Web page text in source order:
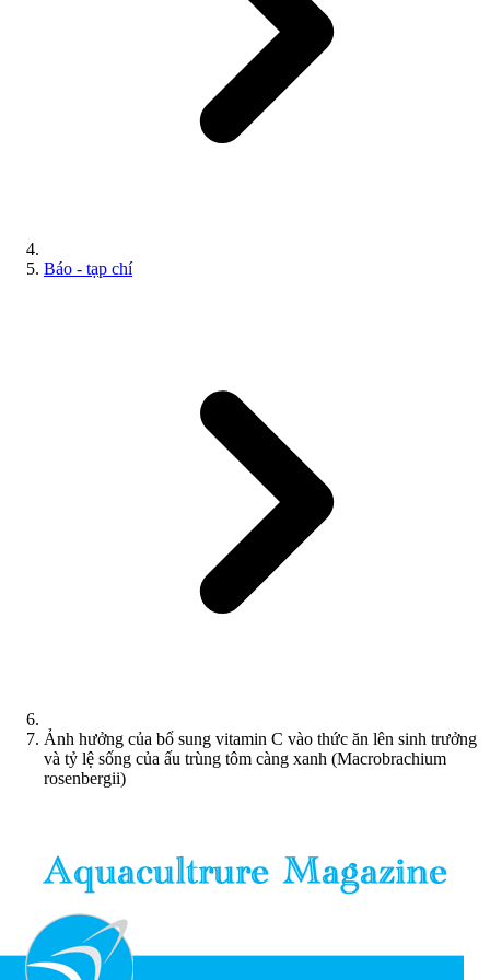
Báo - tạp chí
Ảnh hưởng của bổ sung vitamin C vào thức ăn lên sinh trưởng
và tỷ lệ sống của ấu trùng tôm càng xanh (Macrobrachium
rosenbergii)